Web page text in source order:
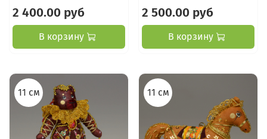
2 400.00 руб
В корзину
2 500.00 руб
В корзину
11 см 11 см